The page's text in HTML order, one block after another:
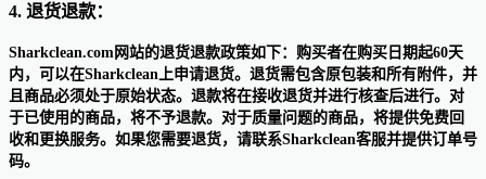
4. 退货退款：
Sharkclean.com网站的退货退款政策如下：购买者在购买日期起60天
内，可以在Sharkclean上申请退货。退货需包含原包装和所有附件，并
且商品必须处于原始状态。退款将在接收退货并进行核查后进行。对
于已使用的商品，将不予退款。对于质量问题的商品，将提供免费回
收和更换服务。如果您需要退货，请联系Sharkclean客服并提供订单号
码。